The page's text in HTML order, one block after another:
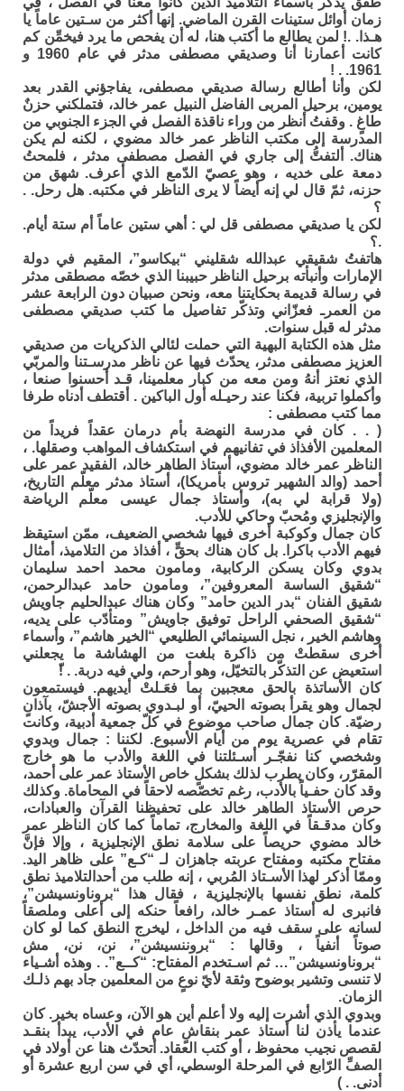
زمان أوائل ستينات القرن الماضي. إنها أكثر من سـتين عاماً يا
هـذا. .! لمن يطالع ما أكتب هنا، له أن يفحص ما يرد فيخمِّن كم
كانت أعمارنا أنا وصديقي مصطفى مدثر في عام 1960 و
1961. . !
لكن وأنا أطالع رسالة صديقي مصطفى، يفاجؤني القدر بعد
يومين، برحيل المربى الفاضل النبيل عمر خالد، فتملكني حزنٌ
طاغٍ . وقفتُ أنظر من وراء ناقذة الفصل في الجزء الجنوبي من
المدرسة إلى مكتب الناظر عمر خالد مضوي ، لكنه لم يكن
هناك. ألتفتُّ إلى جاري في الفصل مصطفى مدثر ، فلمحتُ
دمعة على خديه ، وهو عصيّ الدّمع الذي أعرف. شهق من
حزنه، ثمّ قال لي إنه أيضاً لا يرى الناظر في مكتبه. هل رحل. .
؟
لكن يا صديقي مصطفى قل لي : أهي ستين عاماً أم ستة أيام.
.؟
هاتفتُ شقيقي عبدالله شقليني “بيكاسو”، المقيم في دولة
الإمارات وأنبأته برحيل الناظر حبيبنا الذي خصّه مصطقى مدثر
في رسالة قديمة بحكايتنا معه، ونحن صبيان دون الرابعة عشر
من العمرـ فعزّاني وتذكّر تفاصيل ما كتب صديقي مصطفى
مدثر له قبل سنوات.
مثل هذه الكتابة البهية التي حملت لئالي الذكريات من صديقي
العزيز مصطفى مدثر، يحدّث فيها عن ناظر مدرسـتنا والمربّي
الذي نعتز أنهُ ومن معه من كبار معلمينا، قـد أحسنوا صنعا ،
وأكملوا تربية، فكنا عند رحيـله أول الباكين . أقتطف أدناه طرفا
مما كتب مصطفى :
( . . كان في مدرسة النهضة بأم درمان عقداً فريداً من
المعلمين الأفذاذ في تفانيهم في استكشاف المواهب وصقلها. ،
الناظر عمر خالد مضوي، أستاذ الطاهر خالد، الفقيد عمر على
أحمد (والد الشهير تروس بأمريكا)، أستاذ مدثر معلّم التاريخ،
(ولا قرابة لي به)، وأستاذ جمال عيسى معلّم الرياضة
والإنجليزي ومُحبّ وحاكي للأدب.
كان جمال وكوكبة أخرى فيها شخصي الضعيف، ممّن استيقظ
فيهم الأدب باكرا. بل كان هناك بحقٍّ ، أفذاذ من التلاميذ، أمثال
بدوي وكان يسكن الركابية، ومامون محمد احمد سليمان
“شقيق الساسة المعروفين”، ومامون حامد عبدالرحمن،
شقيق الفنان “بدر الدين حامد” وكان هناك عبدالحليم جاويش
“شقيق الصحفي الراحل توفيق جاويش” ومتأدّب على يديه،
وهاشم الخير ، نجل السينمائي الطليعي “الخير هاشم”، وأسماء
أخرى سقطتْ من ذاكرة بلغت من الهشاشة ما يجعلني
استعيض عن التذكّر بالتخيّل، وهو أرحم، ولي فيه دربة. . !ّ
كان الأساتذة بالحق معجبين بما فعَـلتْ أيديهم. فيستمعون
لجمال وهو يقرأ بصوته الحييّ، أو لبـدوي بصوته الأجشّ، بآذانٍ
رضيّة. كان جمال صاحب موضوع في كلّ جمعية أدبية، وكانت
تقام في عصرية يوم من أيام الأسبوع. لكننا : جمال وبدوي
وشخصي كنا نفجّـر أسـئلتنا في اللغة والأدب ما هو خارج
المقرّر، وكان يطرب لذلك بشكلٍ خاص الأستاذ عمر على أحمد،
وقد كان حفـياً بالأدب، رغم تخصّصه لاحقاً في المحاماة. وكذلك
حرص الأستاذ الطاهر خالد على تحفيظنا القرآن والعبادات،
وكان مدقـقاً في اللغة والمخارج، تماماً كما كان الناظر عمر
خالد مضوي حريصاً على سلامة نطق الإنجليزية ، وإلا فإنَّ
مفتاح مكتبه ومفتاح عربته جاهزان لـ “كـع” على ظاهر اليد.
وممّا أذكر لهذا الأسـتاذ المُربي ، إنه طلب من أحدالتلاميذ نطق
كلمة، نطق نفسها بالإنجليزية ، فقال هذا “بروناونسيشن”،
فانبرى له أستاذ عمـر خالد، رافعاً حنكه إلى أعلى وملصقاً
لسانه على سقف فيه من الداخل ، ليخرج النطق كما لو كان
صوتاً أنفياً ، وقالها : “بروننسيشن”، نن، نن، مش
“بروناونسيشن”… ثم اسـتخدم المفتاح: “كــع”. . وهذه أشـياء
لا تنسى وتشير بوضوح وثقة لأيّ نوعٍ من المعلمين جاد بهم ذلـك
الزمان.
وبدوي الذي أشرت إليه ولا أعلم أين هو الآن، وعساه بخير. كان
عندما يأذن لنا أستاذ عمر بنقاشٍ عام في الأدب، يبدأ بنقـد
لقصص نجيب محفوظ ، أو كتب العقاد. أتحدّث هنا عن أولاد في
الصفِّ الرّابع في المرحلة الوسطي، أي في سن اربع عشرة أو
أدنى. . )